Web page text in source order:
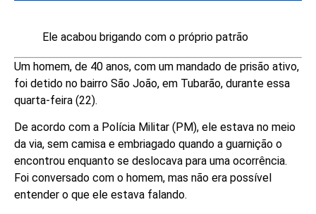
Ele acabou brigando com o próprio patrão
Um homem, de 40 anos, com um mandado de prisão ativo,
foi detido no bairro São João, em Tubarão, durante essa
quarta-feira (22).
De acordo com a Polícia Militar (PM), ele estava no meio
da via, sem camisa e embriagado quando a guarnição o
encontrou enquanto se deslocava para uma ocorrência.
Foi conversado com o homem, mas não era possível
entender o que ele estava falando.